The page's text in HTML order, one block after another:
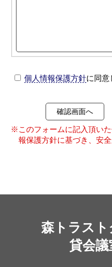
個人情報保護方針に同意
※このフォームに記入頂い
報保護方針に基づき、安
森トラス
貸会